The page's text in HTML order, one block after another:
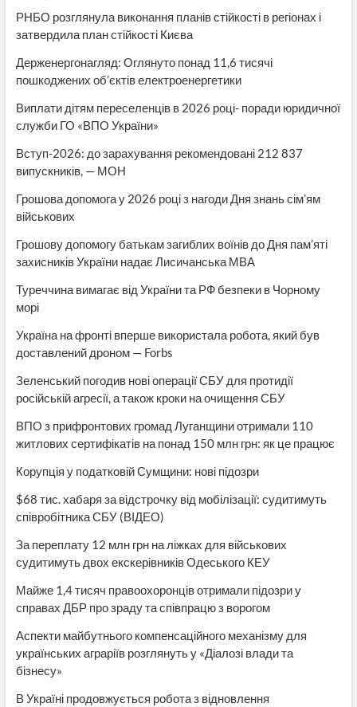
РНБО розглянула виконання планів стійкості в регіонах і
затвердила план стійкості Києва
Держенергонагляд: Оглянуто понад 11,6 тисячі
пошкоджених об’єктів електроенергетики
Виплати дітям переселенців в 2026 році- поради юридичної
служби ГО «ВПО України»
Вступ-2026: до зарахування рекомендовані 212 837
випускників, — МОН
Грошова допомога у 2026 році з нагоди Дня знань сім’ям
військових
Грошову допомогу батькам загиблих воїнів до Дня пам’яті
захисників України надає Лисичанська МВА
Туреччина вимагає від України та РФ безпеки в Чорному
морі
Україна на фронті вперше використала робота, який був
доставлений дроном — Forbs
Зеленський погодив нові операції СБУ для протидії
російській агресії, а також кроки на очищення СБУ
ВПО з прифронтових громад Луганщини отримали 110
житлових сертифікатів на понад 150 млн грн: як це працює
Корупція у податковій Сумщини: нові підозри
$68 тис. хабаря за відстрочку від мобілізації: судитимуть
співробітника СБУ (ВІДЕО)
За переплату 12 млн грн на ліжках для військових
судитимуть двох екскерівників Одеського КЕУ
Майже 1,4 тисяч правоохоронців отримали підозри у
справах ДБР про зраду та співпрацю з ворогом
Аспекти майбутнього компенсаційного механізму для
українських аграріїв розглянуть у «Діалозі влади та
бізнесу»
В Україні продовжується робота з відновлення